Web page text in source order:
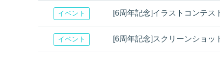
イベント [6周年記念]イラストコンテス
イベント [6周年記念]スクリーンショッ